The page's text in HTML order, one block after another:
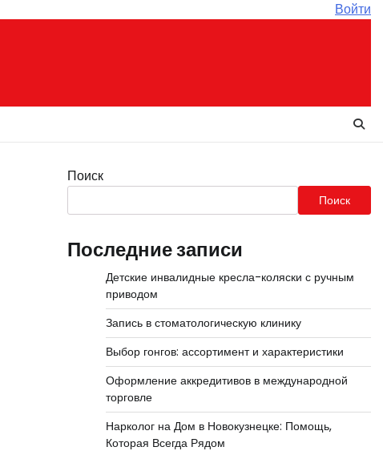
Войти
Поиск
Поиск
Последние записи
Детские инвалидные кресла-коляски с ручным
приводом
Запись в стоматологическую клинику
Выбор гонгов: ассортимент и характеристики
Оформление аккредитивов в международной
торговле
Нарколог на Дом в Новокузнецке: Помощь,
Которая Всегда Рядом